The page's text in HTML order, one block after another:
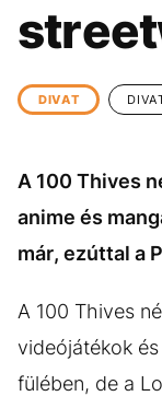
ÉLETMÓD
GASZTRO
DIVAT
A 100 Thives
anime és
már, ezúttal a
A 100 Thives
videójátékok
fülében, de a